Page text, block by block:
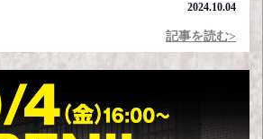
2024.10.04
記事を読む>